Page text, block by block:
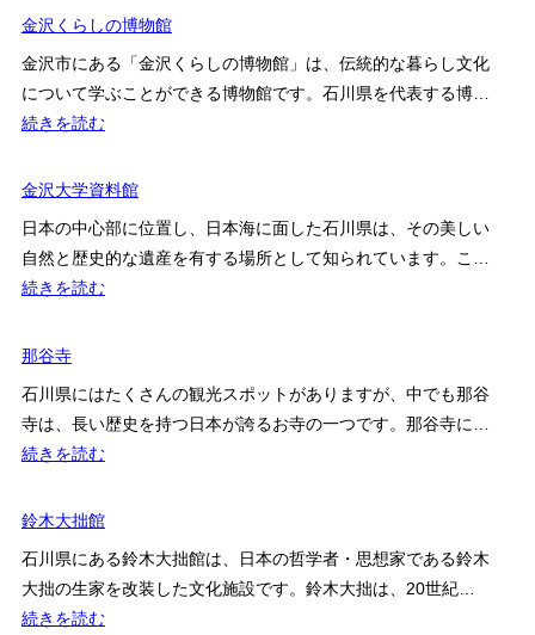
金・
ア
ク
セ
郎
美
術
館
郎・
吉
生
念
金
沢
建
金沢くらしの博物館
金沢市にある「金沢くらしの博物館」は、伝統的な暮らし文化
について学ぶことができる博物館です。石川県を代表する博…
続きを読む:
沢
ら
し
の
館
金沢大学資料館
日本の中心部に位置し、日本海に面した石川県は、その美しい
自然と歴史的な遺産を有する場所として知られています。こ…
続きを読む:
学
資
料
那谷寺
石川県にはたくさんの観光スポットがありますが、中でも那谷
寺は、長い歴史を持つ日本が誇るお寺の一つです。那谷寺に…
続きを読む:
谷
鈴木大拙館
石川県にある鈴木大拙館は、日本の哲学者・思想家である鈴木
大拙の生家を改装した文化施設です。鈴木大拙は、20世紀…
続きを読む: